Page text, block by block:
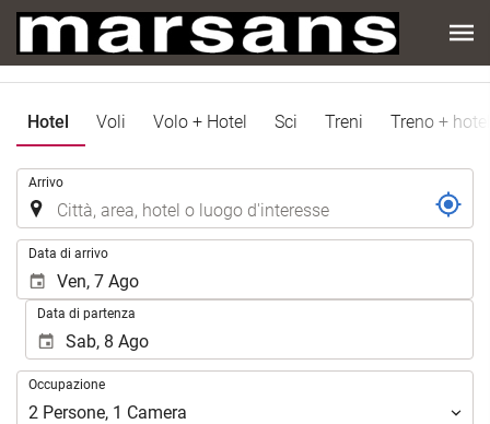
Hotel Voli Volo + Hotel Sci Treni Treno + hotel
Arrivo
Data di arrivo
Data di partenza
Occupazione
Occupazione
2 Persone, 1 Camera